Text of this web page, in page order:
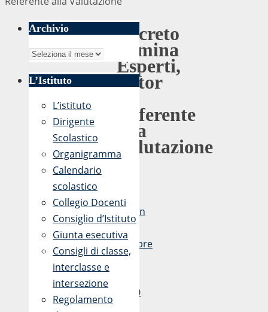
Decreto
nomina
Esperti,
Tutor
Referente
alla
Valutazione
admin
22
Ottobre
2018
11:50
Archivio
Archivio
L’Istituto
L’istituto
Dirigente
Scolastico
Organigramma
Calendario
scolastico
Collegio Docenti
Consiglio d’Istituto
Giunta esecutiva
Consigli di classe,
interclasse e
intersezione
Regolamento